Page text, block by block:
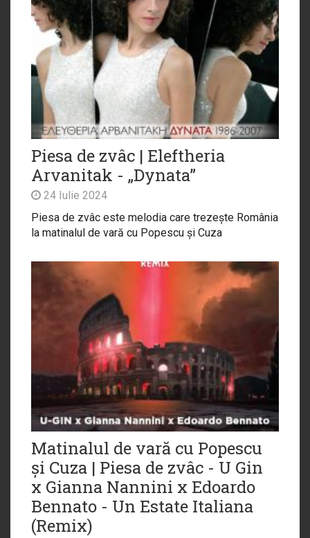
Piesa de zvâc | Eleftheria
Arvanitak - „Dynata”
24 Iulie 2024
Piesa de zvâc este melodia care trezește România
la matinalul de vară cu Popescu și Cuza
Matinalul de vară cu Popescu
și Cuza | Piesa de zvâc - U Gin
x Gianna Nannini x Edoardo
Bennato - Un Estate Italiana
(Remix)